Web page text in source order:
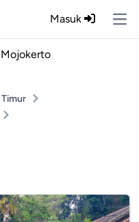
Masuk
Mojokerto